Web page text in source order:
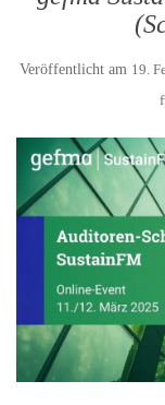
Veröffentlicht am 19.